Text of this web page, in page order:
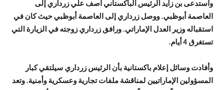
واستدعى بن زايد الرئيس الباكستاني آصف علي زرداري إلى
العاصمة أبوظبي. ووصل زرداري إلى العاصمة أبوظبي حيث كان في
استقباله وزير العدل الإماراتي. ورافق زرداري زوجته في الزيارة التي
تستغرق 4 أيام.
وأفادت وسائل إعلام باكستانية بأن الرئيس زرداري سيلتقي كبار
المسؤولين الإماراتيين لمناقشة ملفات تجارية وعسكرية وأمنية. وتعد